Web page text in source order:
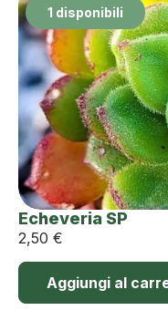
1 disponibili
Echeveria SP
2,50 €
Aggiungi al